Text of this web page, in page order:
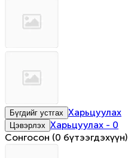
Бүгдийг устгах Харьцуулах
Цэвэрлэх Харьцуулах - 0
Сонгосон (0 бүтээгдэхүүн)